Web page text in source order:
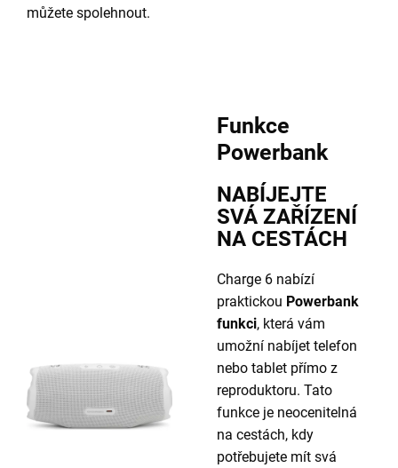
můžete spolehnout.
Funkce
Powerbank
NABÍJEJTE
SVÁ ZAŘÍZENÍ
NA CESTÁCH
Charge 6 nabízí
praktickou Powerbank
funkci, která vám
umožní nabíjet telefon
nebo tablet přímo z
reproduktoru. Tato
funkce je neocenitelná
na cestách, kdy
potřebujete mít svá